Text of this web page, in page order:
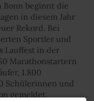
Bonn beginnt die
in diesem Jahr
Rekord. Bei
Sportler und
Lauffest in der
Marathonstartern
1.800
Schülerinnen und
gemeldet.